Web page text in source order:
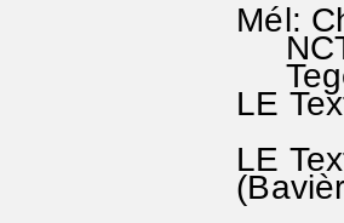
Mél:
LE
LE